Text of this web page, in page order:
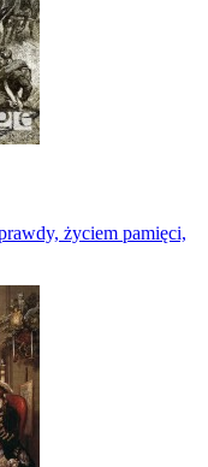
życiem pamięci,